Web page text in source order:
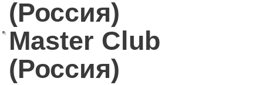
(Россия)
Master Club
(Россия)